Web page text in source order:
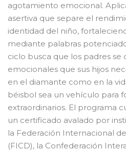
agotamiento emocional.
asertiva que separe el
identidad del niño,
mediante palabras
ciclo busca que los padres se
emocionales que sus hijos
en el diamante como en la
béisbol sea un vehículo para
extraordinarios. El programa
un certificado avalado por
la Federación Internacional
(FICD), la Confederación